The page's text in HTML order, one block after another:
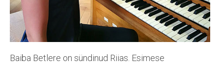
Baiba Betlere on sündinud Riias. Esimese